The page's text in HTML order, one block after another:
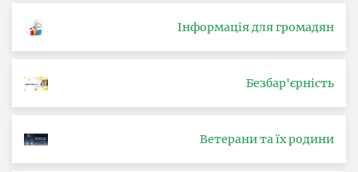
Інформація для громадян
Безбар'єрність
Ветерани та їх родини